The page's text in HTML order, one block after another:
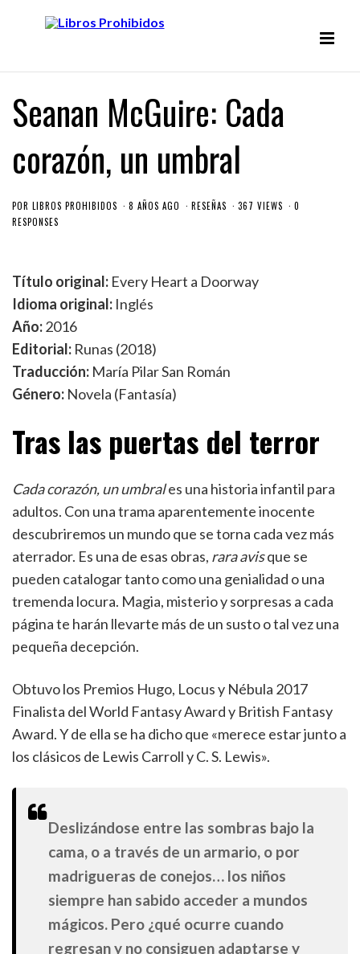
Seanan McGuire: Cada
corazón, un umbral
POR LIBROS PROHIBIDOS 8 AÑOS AGO RESEÑAS 367 VIEWS
0
RESPONSES
Título original: Every Heart a Doorway
Idioma original: Inglés
Año:2016
Editorial: Runas (2018)
Traducción: María Pilar San Román
Género: Novela (Fantasía)
Tras las puertas del terror
Cada corazón, un umbrales una historia infantil para
adultos. Con una trama aparentemente inocente
descubriremos un mundo que se torna cada vez más
aterrador. Es una de esas obras, rara avisque se
pueden catalogar tanto como una genialidad o una
tremenda locura. Magia, misterio y sorpresas a cada
página te harán llevarte más de un susto o tal vez una
pequeña decepción.
Obtuvo los Premios Hugo, Locus y Nébula 2017
Finalista del World Fantasy Award y British Fantasy
Award. Y de ella se ha dicho que «merece estar junto a
los clásicos de Lewis Carroll y C. S. Lewis».
Deslizándose entre las sombras bajo la
cama, o a través de un armario, o por
madrigueras de conejos… los niños
siempre han sabido acceder a mundos
mágicos. Pero ¿qué ocurre cuando
regresan y no consiguen adaptarse y